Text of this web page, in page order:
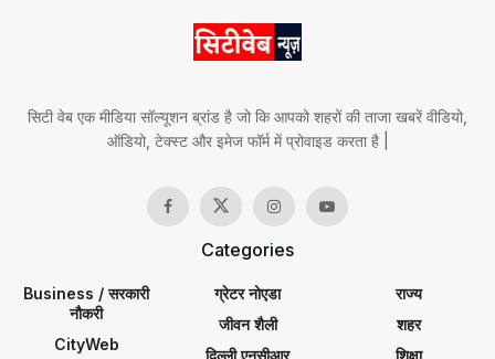
सिटी वेब एक मीडिया सॉल्यूशन ब्रांड है जो कि आपको शहरों की ताजा खबरें वीडियो,
ऑडियो, टेक्स्ट और इमेज फॉर्म में प्रोवाइड करता है |
Categories
Business / सरकारी
नौकरी
CityWeb
ग्रेटर नोएडा
जीवन शैली
राज्य
शहर